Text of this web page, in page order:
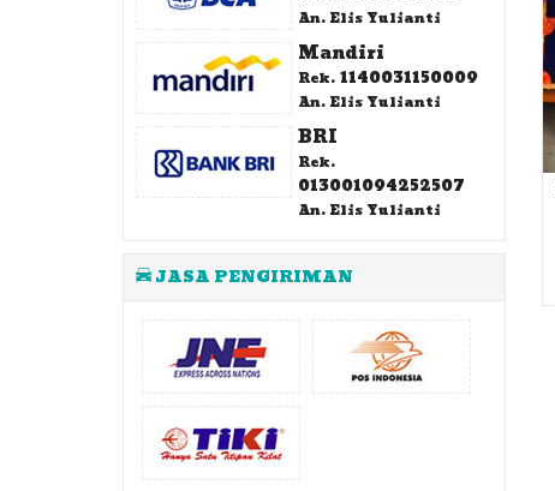
An. Elis Yulianti
Mandiri
Rek.1140031150009
An. Elis Yulianti
BRI
Rek.
013001094252507
An. Elis Yulianti
JASA PENGIRIMAN